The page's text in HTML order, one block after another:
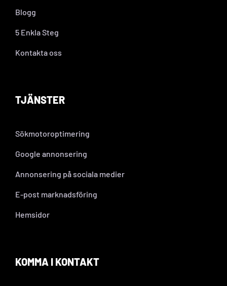
Blogg
5 Enkla Steg
Kontakta oss
TJÄNSTER
Sökmotoroptimering
Google annonsering
Annonsering på sociala medier
E-post marknadsföring
Hemsidor
KOMMA I KONTAKT